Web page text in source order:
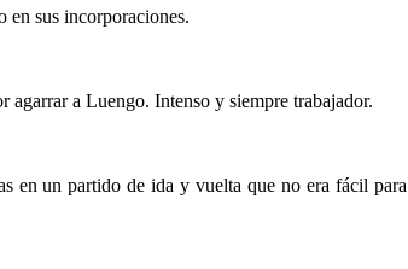
en sus incorporaciones.
agarrar a Luengo. Intenso y siempre trabajador.
en un partido de ida y vuelta que no era fácil para